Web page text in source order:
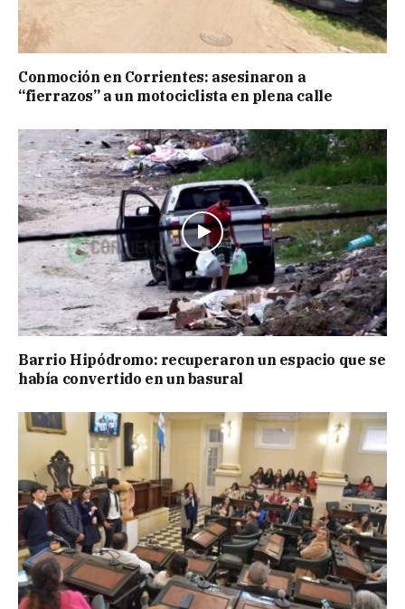
Conmoción en Corrientes: asesinaron a
“fierrazos” a un motociclista en plena calle
Barrio Hipódromo: recuperaron un espacio que se
había convertido en un basural